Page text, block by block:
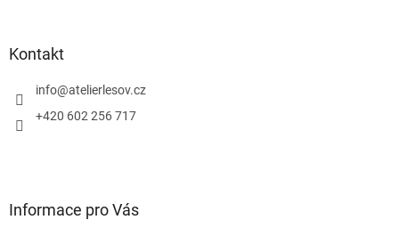
Kontakt
info@atelierlesov.cz
+420 602 256 717
Informace pro Vás